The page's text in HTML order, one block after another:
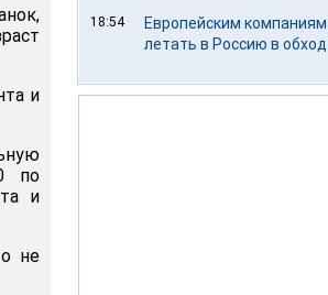
и
по
и
не
18:54
Европейским
летать в Россию в